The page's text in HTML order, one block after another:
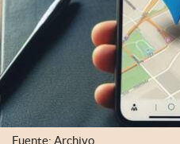
Fuente: Archivo